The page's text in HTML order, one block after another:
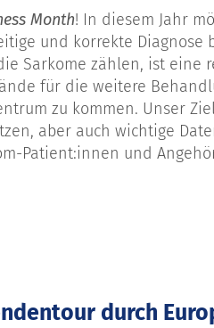
Month! In diesem Jahr
und korrekte Diagnose
Sarkome zählen, ist eine
für die weitere
zu kommen. Unser
aber auch wichtige
Patient:innen und
durch